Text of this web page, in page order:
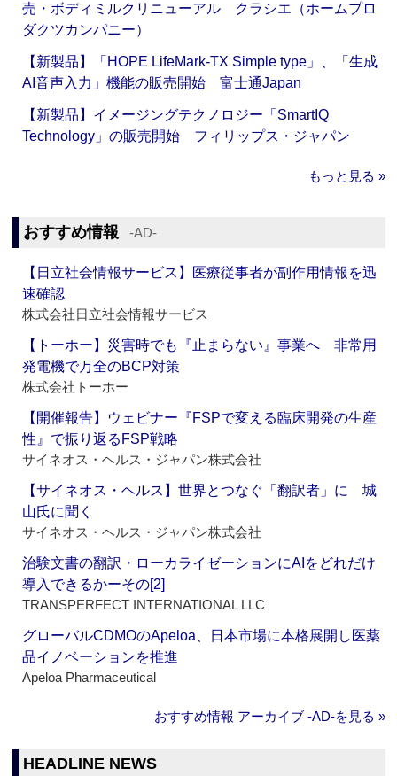
売・ボディミルクリニューアル クラシエ（ホームプロ
ダクツカンパニー）
【新製品】「HOPE LifeMark-TX Simple type」、「生成
AI音声入力」機能の販売開始 富士通Japan
【新製品】イメージングテクノロジー「SmartIQ
Technology」の販売開始 フィリップス・ジャパン
もっと見る »
おすすめ情報 ‐AD‐
【日立社会情報サービス】医療従事者が副作用情報を迅
速確認
株式会社日立社会情報サービス
【トーホー】災害時でも『止まらない』事業へ 非常用
発電機で万全のBCP対策
株式会社トーホー
【開催報告】ウェビナー『FSPで変える臨床開発の生産
性』で振り返るFSP戦略
サイネオス・ヘルス・ジャパン株式会社
【サイネオス・ヘルス】世界とつなぐ「翻訳者」に 城
山氏に聞く
サイネオス・ヘルス・ジャパン株式会社
治験文書の翻訳・ローカライゼーションにAIをどれだけ
導入できるかーその[2]
TRANSPERFECT INTERNATIONAL LLC
グローバルCDMOのApeloa、日本市場に本格展開し医薬
品イノベーションを推進
Apeloa Pharmaceutical
おすすめ情報 アーカイブ ‐AD‐を見る »
HEADLINE NEWS